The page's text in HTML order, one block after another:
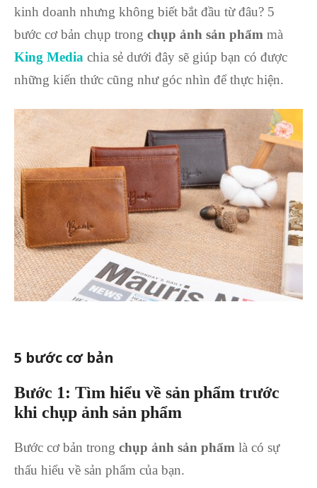
kinh doanh nhưng không biết bắt đầu từ đâu? 5
bước cơ bản chụp trong chụp ảnh sản phẩm mà
King Media chia sẻ dưới đây sẽ giúp bạn có được
những kiến thức cũng như góc nhìn để thực hiện.
5 bước cơ bản
Bước 1: Tìm hiểu về sản phẩm trước
khi chụp ảnh sản phẩm
Bước cơ bản trong chụp ảnh sản phẩm là có sự
thấu hiểu về sản phẩm của bạn.